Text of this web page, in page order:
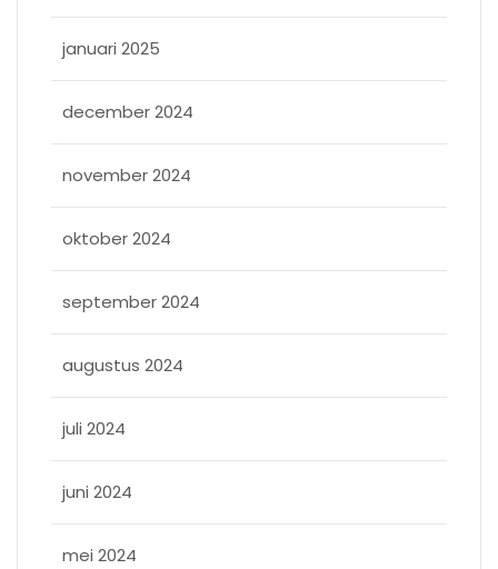
januari 2025
december 2024
november 2024
oktober 2024
september 2024
augustus 2024
juli 2024
juni 2024
mei 2024